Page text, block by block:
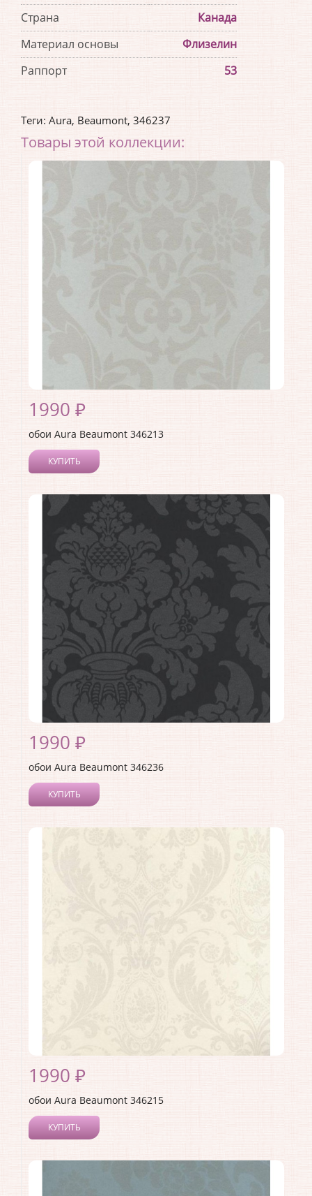
Страна
Канада
Материал основы
Флизелин
Раппорт
53
Теги: Aura, Beaumont, 346237
Товары этой коллекции:
1990 ₽
обои Aura Beaumont 346213
КУПИТЬ
Коллекция:Beaumont
Длина рулона:10
Ширина рулона: 0.53
Материал покрытия:Без покрытия
Страна:Канада
Материал основы:
Флизелин
Раппорт: 53
1990 ₽
обои Aura Beaumont 346236
КУПИТЬ
Коллекция:Beaumont
1990 ₽
обои Aura Beaumont 346215
КУПИТЬ
Коллекция:Beaumont